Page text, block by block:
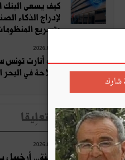
كيف يسعى البنك
لإدراج الذكاء
وتسريع
2026.07.11
كيف أنارت تونس
الملاحة في
الأخبار الأكثر تعلِيقا
2026.07.10
قرقنة... أرخبيل
شارك